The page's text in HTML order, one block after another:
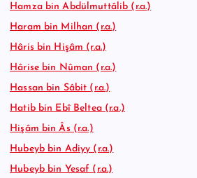
Hamza bin Abdülmuttâlib (r.a.)
Haram bin Milhan (r.a.)
Hâris bin Hişâm (r.a.)
Hârise bin Nûman (r.a.)
Hassan bin Sâbit (r.a.)
Hatib bin Ebî Beltea (r.a.)
Hişâm bin Âs (r.a.)
Hubeyb bin Adiyy (r.a.)
Hubeyb bin Yesaf (r.a.)